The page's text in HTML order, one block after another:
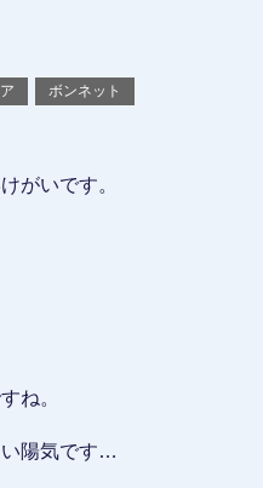
ボンネット
がいです。
ね。
陽気です…